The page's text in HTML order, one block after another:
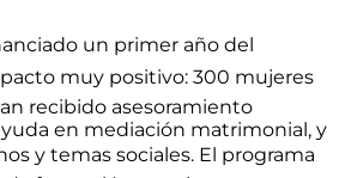
un primer año del
muy positivo: 300 mujeres
recibido asesoramiento
en mediación matrimonial, y
y temas sociales. El programa